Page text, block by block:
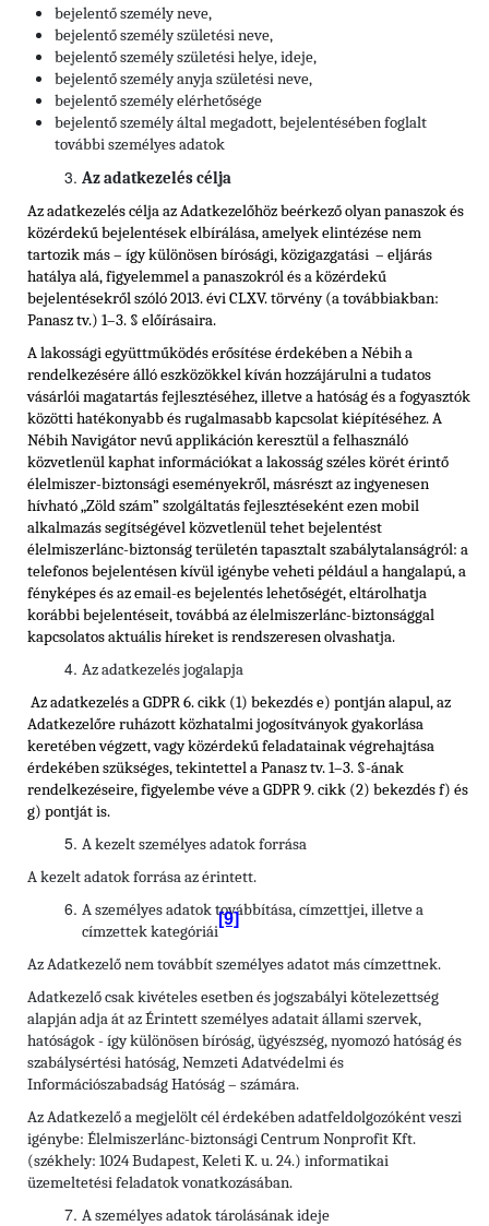
bejelentő személy neve,
bejelentő személy születési neve,
bejelentő személy születési helye, ideje,
bejelentő személy anyja születési neve,
bejelentő személy elérhetősége
bejelentő személy által megadott, bejelentésében foglalt
további személyes adatok
Az adatkezelés célja
Az adatkezelés célja az Adatkezelőhöz beérkező olyan panaszok és
közérdekű bejelentések elbírálása, amelyek elintézése nem
tartozik más – így különösen bírósági, közigazgatási – eljárás
hatálya alá, figyelemmel a panaszokról és a közérdekű
bejelentésekről szóló 2013. évi CLXV. törvény (a továbbiakban:
Panasz tv.) 1–3. § előírásaira.
A lakossági együttműködés erősítése érdekében a Nébih a
rendelkezésére álló eszközökkel kíván hozzájárulni a tudatos
vásárlói magatartás fejlesztéséhez, illetve a hatóság és a fogyasztók
közötti hatékonyabb és rugalmasabb kapcsolat kiépítéséhez. A
Nébih Navigátor nevű applikáción keresztül a felhasználó
közvetlenül kaphat információkat a lakosság széles körét érintő
élelmiszer-biztonsági eseményekről, másrészt az ingyenesen
hívható „Zöld szám” szolgáltatás fejlesztéseként ezen mobil
alkalmazás segítségével közvetlenül tehet bejelentést
élelmiszerlánc-biztonság területén tapasztalt szabálytalanságról: a
telefonos bejelentésen kívül igénybe veheti például a hangalapú, a
fényképes és az email-es bejelentés lehetőségét, eltárolhatja
korábbi bejelentéseit, továbbá az élelmiszerlánc-biztonsággal
kapcsolatos aktuális híreket is rendszeresen olvashatja.
Az adatkezelés jogalapja
Az adatkezelés a GDPR 6. cikk (1) bekezdés e) pontján alapul, az
Adatkezelőre ruházott közhatalmi jogosítványok gyakorlása
keretében végzett, vagy közérdekű feladatainak végrehajtása
érdekében szükséges, tekintettel a Panasz tv. 1–3. §-ának
rendelkezéseire, figyelembe véve a GDPR 9. cikk (2) bekezdés f) és
g) pontját is.
A kezelt személyes adatok forrása
A kezelt adatok forrása az érintett.
A személyes adatok továbbítása, címzettjei, illetve a
címzettek kategóriái
[9]
Az Adatkezelő nem továbbít személyes adatot más címzettnek.
Adatkezelő csak kivételes esetben és jogszabályi kötelezettség
alapján adja át az Érintett személyes adatait állami szervek,
hatóságok - így különösen bíróság, ügyészség, nyomozó hatóság és
szabálysértési hatóság, Nemzeti Adatvédelmi és
Információszabadság Hatóság – számára.
Az Adatkezelő a megjelölt cél érdekében adatfeldolgozóként veszi
igénybe: Élelmiszerlánc-biztonsági Centrum Nonprofit Kft.
(székhely: 1024 Budapest, Keleti K. u. 24.) informatikai
üzemeltetési feladatok vonatkozásában.
A személyes adatok tárolásának ideje